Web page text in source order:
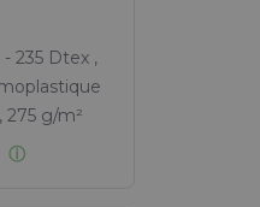
235 Dtex ,
275 g/m²